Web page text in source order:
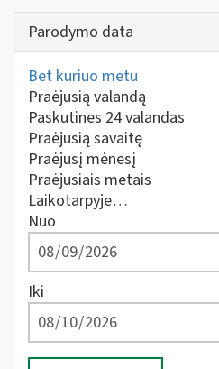
Parodymo data
Bet kuriuo metu
Praėjusią valandą
Paskutines 24 valandas
Praėjusią savaitę
Praėjusį mėnesį
Praėjusiais metais
Laikotarpyje…
Nuo
Iki